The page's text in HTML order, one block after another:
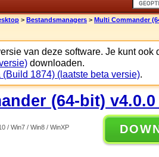
> Bestandsmanagers > Multi Commander
van deze software. Je kunt ook
downloaden.
(Build 1874) (laatste beta versie).
(64-bit)
/ Win7 / Win8 / WinXP